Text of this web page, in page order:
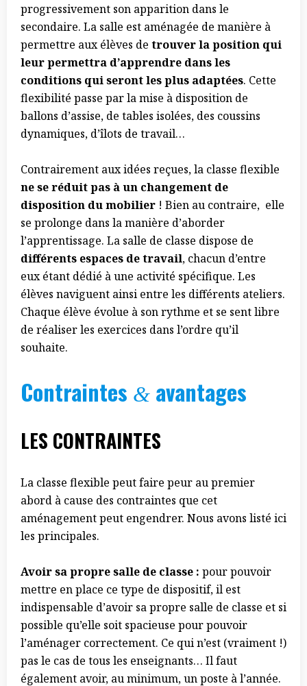
progressivement son apparition dans le
secondaire. La salle est aménagée de manière à
permettre aux élèves de trouver la position qui
leur permettra d’apprendre dans les
conditions qui seront les plus adaptées. Cette
flexibilité passe par la mise à disposition de
ballons d’assise, de tables isolées, des coussins
dynamiques, d’îlots de travail…
Contrairement aux idées reçues, la classe flexible
ne se réduit pas à un changement de
disposition du mobilier ! Bien au contraire, elle
se prolonge dans la manière d’aborder
l’apprentissage. La salle de classe dispose de
différents espaces de travail, chacun d’entre
eux étant dédié à une activité spécifique. Les
élèves naviguent ainsi entre les différents ateliers.
Chaque élève évolue à son rythme et se sent libre
de réaliser les exercices dans l’ordre qu’il
souhaite.
Contraintes & avantages
LES CONTRAINTES
La classe flexible peut faire peur au premier
abord à cause des contraintes que cet
aménagement peut engendrer. Nous avons listé ici
les principales.
Avoir sa propre salle de classe : pour pouvoir
mettre en place ce type de dispositif, il est
indispensable d’avoir sa propre salle de classe et si
possible qu’elle soit spacieuse pour pouvoir
l’aménager correctement. Ce qui n’est (vraiment !)
pas le cas de tous les enseignants… Il faut
également avoir, au minimum, un poste à l’année.